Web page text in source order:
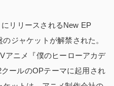
リリースされるNew EP
ジャケットが解禁された。
アニメ『僕のヒーローアカデ
クールのOPテーマに起用され